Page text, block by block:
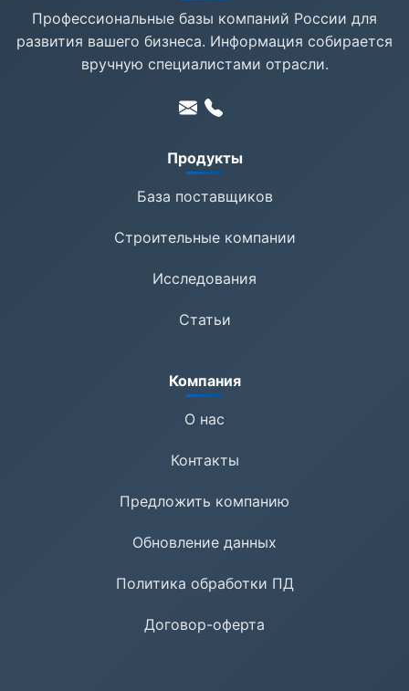
Профессиональные базы компаний России для
развития вашего бизнеса. Информация собирается
вручную специалистами отрасли.
Продукты
База поставщиков
Строительные компании
Исследования
Статьи
Компания
О нас
Контакты
Предложить компанию
Обновление данных
Политика обработки ПД
Договор-оферта